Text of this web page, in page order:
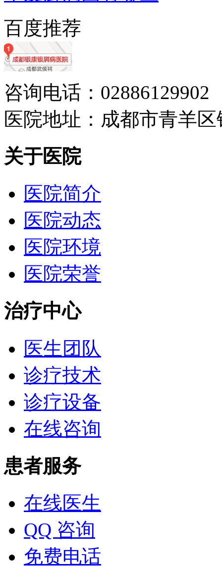
百度推荐
咨询电话：02886129902
医院地址：成都市青羊
关于医院
医院简介
医院动态
医院环境
医院荣誉
治疗中心
医生团队
诊疗技术
诊疗设备
在线咨询
患者服务
在线医生
QQ 咨询
免费电话